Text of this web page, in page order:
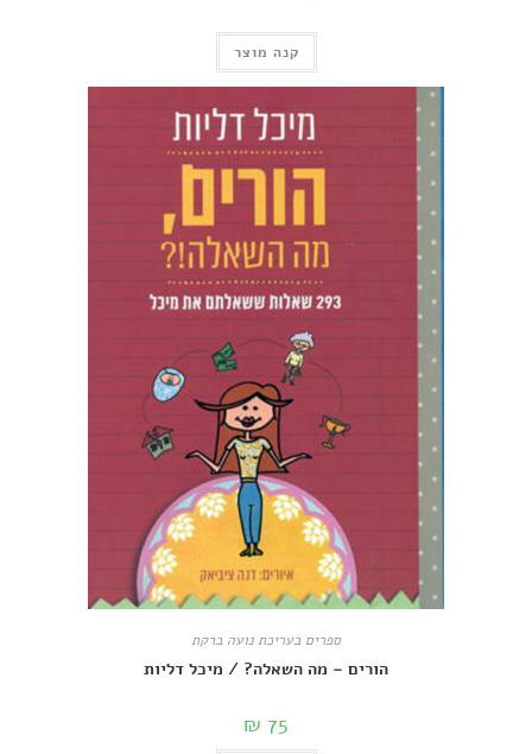
קנה מוצר
ספרים בעריכת נועה ברקת
הורים – מה השאלה? / מיכל דליות
₪ 75